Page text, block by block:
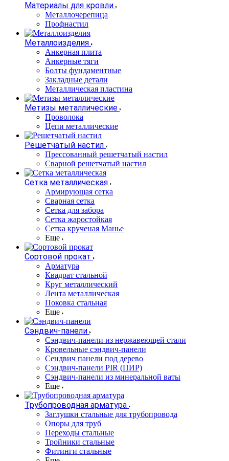
Материалы для кровли
Металлочерепица
Профнастил
Металлоизделия
Анкерная плита
Анкерные тяги
Болты фундаментные
Закладные детали
Металлическая пластина
Метизы металлические
Проволока
Цепи металлические
Решетчатый настил
Прессованный решетчатый настил
Сварной решетчатый настил
Сетка металлическая
Армирующая сетка
Сварная сетка
Сетка для забора
Сетка жаростойкая
Сетка крученая Манье
Еще
Сортовой прокат
Арматура
Квадрат стальной
Круг металлический
Лента металлическая
Поковка стальная
Еще
Сэндвич-панели
Cэндвич-панели из нержавеющей стали
Кровельные сэндвич-панели
Сендвич панели под дерево
Сэндвич-панели PIR (ПИР)
Сэндвич-панели из минеральной ваты
Еще
Трубопроводная арматура
Заглушки стальные для трубопровода
Опоры для труб
Переходы стальные
Тройники стальные
Фитинги стальные